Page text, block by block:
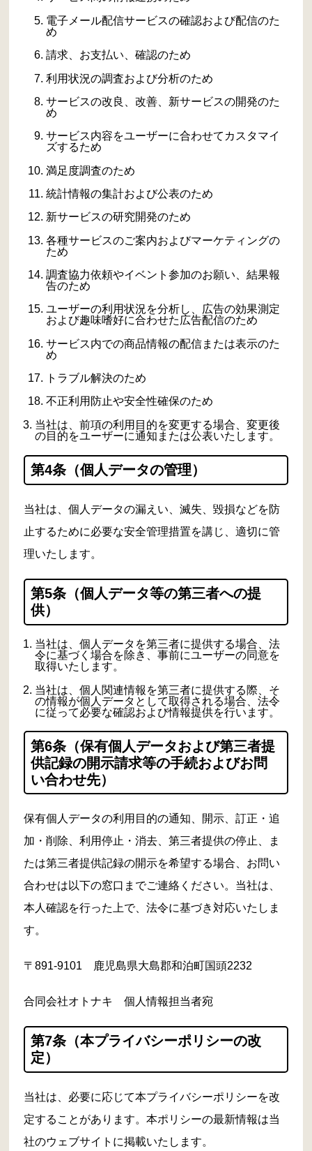
電子メール配信サービスの確認および配信のた
め
請求、お支払い、確認のため
利用状況の調査および分析のため
サービスの改良、改善、新サービスの開発のた
め
サービス内容をユーザーに合わせてカスタマイ
ズするため
満足度調査のため
統計情報の集計および公表のため
新サービスの研究開発のため
各種サービスのご案内およびマーケティングの
ため
調査協力依頼やイベント参加のお願い、結果報
告のため
ユーザーの利用状況を分析し、広告の効果測定
および趣味嗜好に合わせた広告配信のため
サービス内での商品情報の配信または表示のた
め
トラブル解決のため
不正利用防止や安全性確保のため
当社は、前項の利用目的を変更する場合、変更後
の目的をユーザーに通知または公表いたします。
第4条（個人データの管理）
当社は、個人データの漏えい、滅失、毀損などを防
止するために必要な安全管理措置を講じ、適切に管
理いたします。
第5条（個人データ等の第三者への提
供）
当社は、個人データを第三者に提供する場合、法
令に基づく場合を除き、事前にユーザーの同意を
取得いたします。
当社は、個人関連情報を第三者に提供する際、そ
の情報が個人データとして取得される場合、法令
に従って必要な確認および情報提供を行います。
第6条（保有個人データおよび第三者提
供記録の開示請求等の手続およびお問
い合わせ先）
保有個人データの利用目的の通知、開示、訂正・追
加・削除、利用停止・消去、第三者提供の停止、ま
たは第三者提供記録の開示を希望する場合、お問い
合わせは以下の窓口までご連絡ください。当社は、
本人確認を行った上で、法令に基づき対応いたしま
す。
〒891-9101 鹿児島県大島郡和泊町国頭2232
合同会社オトナキ 個人情報担当者宛
第7条（本プライバシーポリシーの改
定）
当社は、必要に応じて本プライバシーポリシーを改
定することがあります。本ポリシーの最新情報は当
社のウェブサイトに掲載いたします。